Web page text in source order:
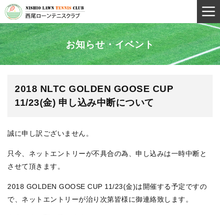
お知らせ・イベント
2018 NLTC GOLDEN GOOSE CUP
11/23(金) 申し込み中断について
誠に申し訳ございません。
只今、ネットエントリーが不具合の為、申し込みは一時中断と
させて頂きます。
2018 GOLDEN GOOSE CUP 11/23(金)は開催する予定ですの
で、ネットエントリーが治り次第皆様に御連絡致します。